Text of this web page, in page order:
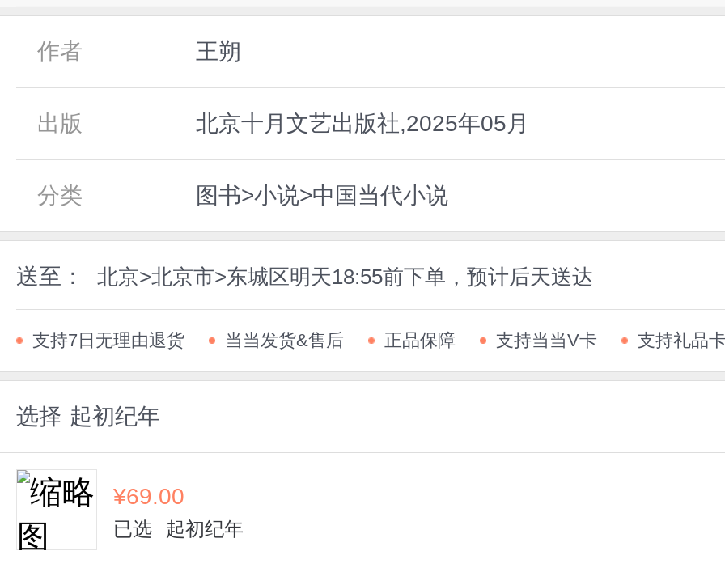
作者 王朔
出版 北京十月文艺出版社,2025年05月
分类 图书>小说>中国当代小说
送至： 北京>北京市>东城区明天18:55前下单，预计后天送达
支持7日无理由退货 当当发货&售后 正品保障 支持当当V卡 支持礼品
选择 起初纪年
¥69.00
已选 起初纪年